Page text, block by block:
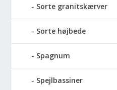
Sorte granitskærver
Sorte højbede
Spagnum
Spejlbassiner